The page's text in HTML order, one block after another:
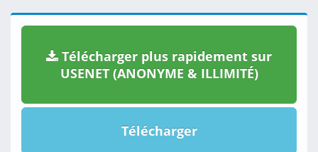
Télécharger plus rapidement sur
USENET (ANONYME & ILLIMITÉ)
Télécharger